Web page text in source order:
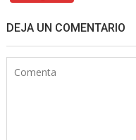
DEJA UN COMENTARIO